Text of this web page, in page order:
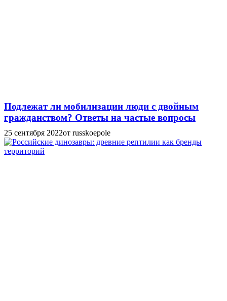
Подлежат ли мобилизации люди с двойным
гражданством? Ответы на частые вопросы
25 сентября 2022от russkoepole